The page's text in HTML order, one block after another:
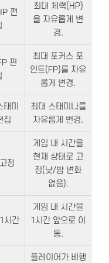
편
최대 체력(HP)
을 자유롭게 변
경.
편
최대 포커스 포
인트(FP)를 자유
롭게 변경.
미
집
최대 스태미나를
자유롭게 변경.
정
게임 내 시간을
현재 상태로 고
정(낮/밤 변화
없음).
시간
게임 내 시간을
1시간 앞으로 이
동.
플레이어가 비행